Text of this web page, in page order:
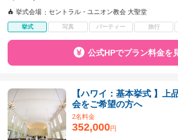
挙式会場 セントラル・ユニオン教会 大聖堂
挙式 写真 パーティー 旅行
公式HPでプラン料金を
【ハワイ：基本挙式 】上
会をご希望の方へ
2名料金
352,000円